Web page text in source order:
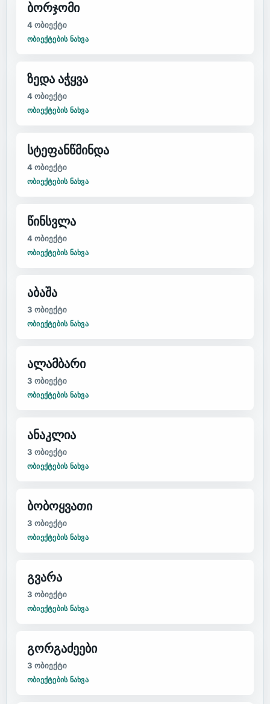
ბორჯომი
4ობიექტი
ᲝᲑᲘᲔᲥᲢᲔᲑᲘᲡ ᲜᲐᲮᲕᲐ
ზედა აჭყვა
4ობიექტი
ᲝᲑᲘᲔᲥᲢᲔᲑᲘᲡ ᲜᲐᲮᲕᲐ
სტეფანწმინდა
4ობიექტი
ᲝᲑᲘᲔᲥᲢᲔᲑᲘᲡ ᲜᲐᲮᲕᲐ
წინსვლა
4ობიექტი
ᲝᲑᲘᲔᲥᲢᲔᲑᲘᲡ ᲜᲐᲮᲕᲐ
აბაშა
3 ობიექტი
ᲝᲑᲘᲔᲥᲢᲔᲑᲘᲡ ᲜᲐᲮᲕᲐ
ალამბარი
3 ობიექტი
ᲝᲑᲘᲔᲥᲢᲔᲑᲘᲡ ᲜᲐᲮᲕᲐ
ანაკლია
3 ობიექტი
ᲝᲑᲘᲔᲥᲢᲔᲑᲘᲡ ᲜᲐᲮᲕᲐ
ბობოყვათი
3 ობიექტი
ᲝᲑᲘᲔᲥᲢᲔᲑᲘᲡ ᲜᲐᲮᲕᲐ
გვარა
3 ობიექტი
ᲝᲑᲘᲔᲥᲢᲔᲑᲘᲡ ᲜᲐᲮᲕᲐ
გორგაძეები
3 ობიექტი
ᲝᲑᲘᲔᲥᲢᲔᲑᲘᲡ ᲜᲐᲮᲕᲐ